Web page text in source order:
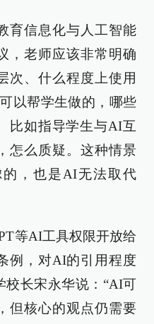
育信息化与人工智能
，老师应该非常明确
次、什么程度上使用
以帮学生做的，哪些
比如指导学生与AI互
怎么质疑。这种情景
，也是AI无法取代
等AI工具权限开放给
例，对AI的引用程度
校长宋永华说：“AI可
但核心的观点仍需要